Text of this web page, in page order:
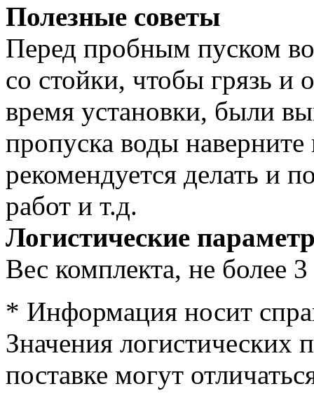
Полезные советы
Перед пробным пуском
со стойки, чтобы грязь и
время установки, были
пропуска воды
рекомендуется делать и
работ и т.д.
Логистические
Вес комплекта, не более 3
* Информация носит
Значения логистических
поставке могут